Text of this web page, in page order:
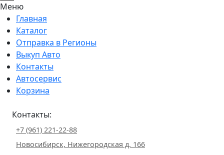
Меню
Главная
Каталог
Отправка в Регионы
Выкуп Авто
Контакты
Автосервис
Корзина
Контакты:
+7 (961) 221-22-88
Новосибирск, Нижегородская д. 166